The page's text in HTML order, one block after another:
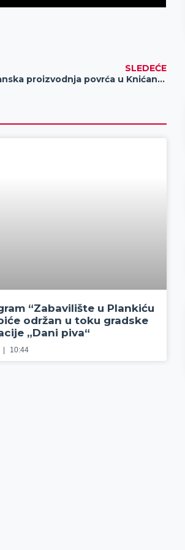
SLEDEĆE
Uspešna organska proizvodnja povrća u Knićaninu
“Zabavilište u Plankiću
održan u toku gradske
„Dani piva“
10:44